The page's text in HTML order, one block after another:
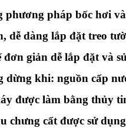
phương pháp bốc hơi
dễ dàng lắp đặt treo
đơn giản dễ lắp đặt và
dừng khi: nguồn cấp
được làm bằng thủy
chưng cất được sử